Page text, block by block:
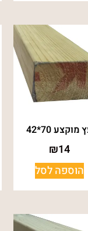
מוקצע 70*42
₪14
הוספה לסל